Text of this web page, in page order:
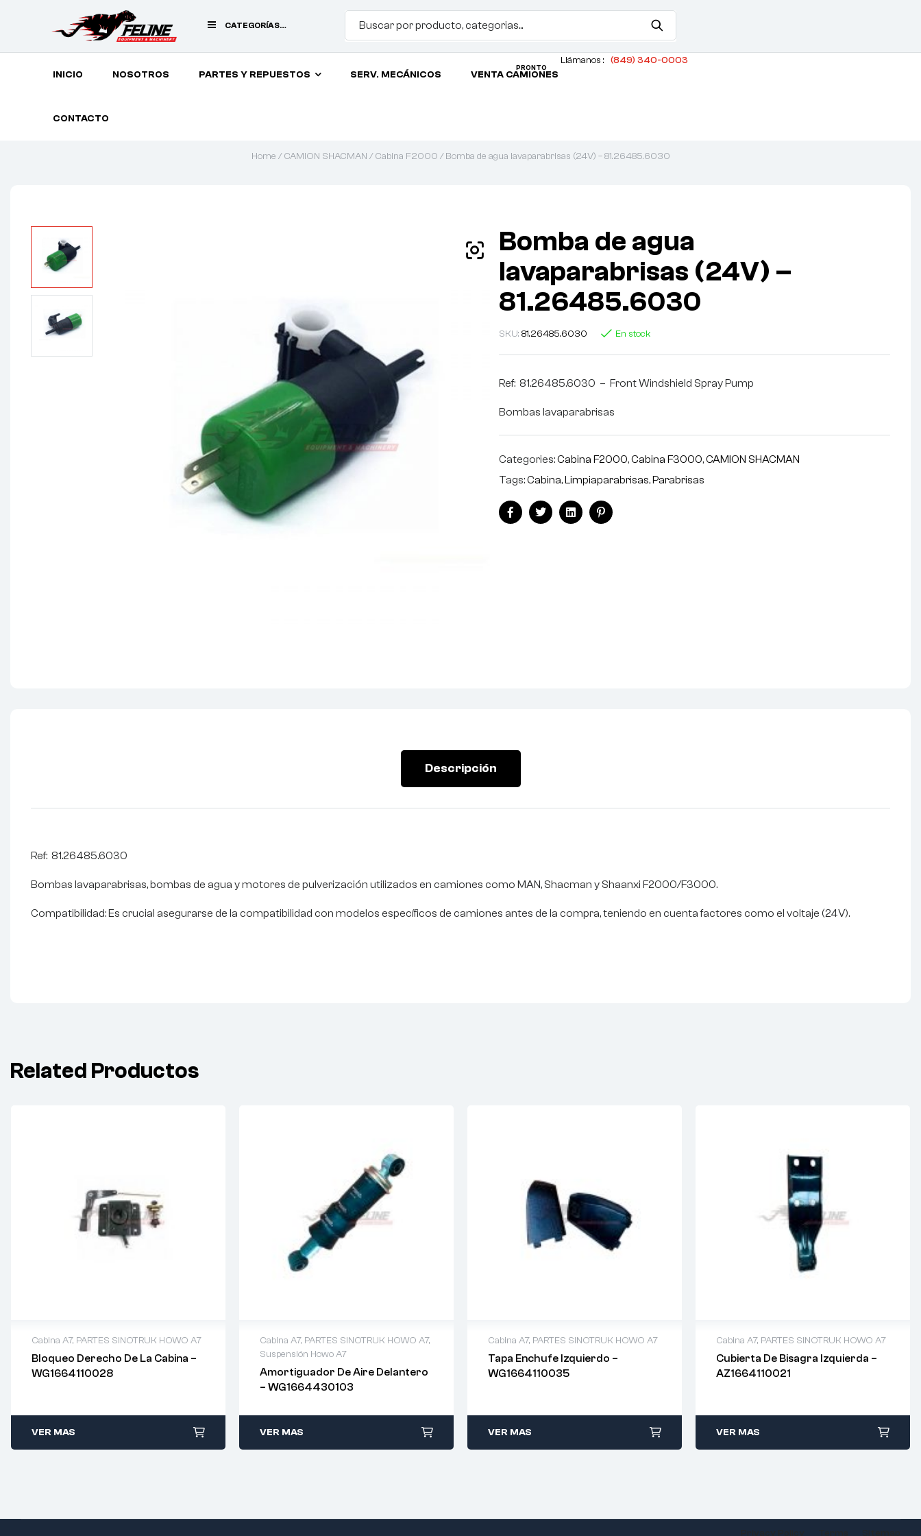
CATEGORÍAS
INICIO NOSOTROS PARTES Y REPUESTOS SERV. MECÁNICOS VENTA CAMIONES
PRONTO
CONTACTO
Llámanos : (849) 340-0003
Home /CAMION SHACMAN /Cabina F2000 / Bomba de agua lavaparabrisas (24V) – 81.26485.6030
Bomba de agua
lavaparabrisas (24V) –
81.26485.6030
SKU:81.26485.6030 En stock
Ref: 81.26485.6030 – Front Windshield Spray Pump
Bombas lavaparabrisas
Categories:Cabina F2000,Cabina F3000,CAMION SHACMAN
Tags:Cabina,Limpiaparabrisas,Parabrisas
FacebookTwitterLinkedinPinterest
Descripción
Ref: 81.26485.6030
Bombas lavaparabrisas, bombas de agua y motores de pulverización utilizados en camiones como MAN, Shacman y Shaanxi F2000/F3000.
Compatibilidad: Es crucial asegurarse de la compatibilidad con modelos específicos de camiones antes de la compra, teniendo en cuenta factores como el voltaje (24V).
Related Productos
Cabina A7, PARTES SINOTRUK HOWO A7
Bloqueo Derecho De La Cabina –
WG1664110028
VER MAS
Cabina A7, PARTES SINOTRUK HOWO A7,
Suspensión Howo A7
Amortiguador De Aire Delantero
– WG1664430103
VER MAS
Cabina A7, PARTES SINOTRUK HOWO A7
Tapa Enchufe Izquierdo –
WG1664110035
VER MAS
Cabina A7, PARTES SINOTRUK HOWO A7
Cubierta De Bisagra Izquierda –
AZ1664110021
VER MAS